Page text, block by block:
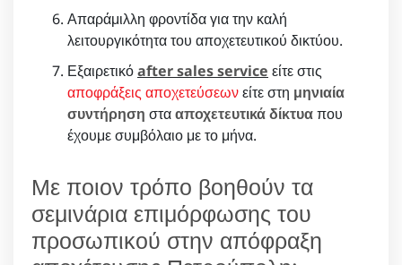
Απαράμιλλη φροντίδα για την καλή
λειτουργικότητα του αποχετευτικού δικτύου.
Εξαιρετικόafter sales service είτε στις
αποφράξεις αποχετεύσεωνείτε στη μηνιαία
συντήρηση στααποχετευτικά δίκτυαπου
έχουμε συμβόλαιο με το μήνα.
Με ποιον τρόπο βοηθούν τα
σεμινάρια επιμόρφωσης του
προσωπικού στην απόφραξη